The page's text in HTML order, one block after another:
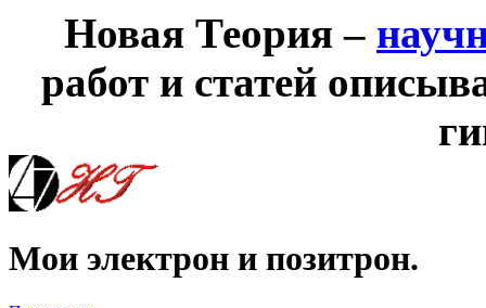
Новая Теория –
работ и статей
Мои электрон и позитрон.